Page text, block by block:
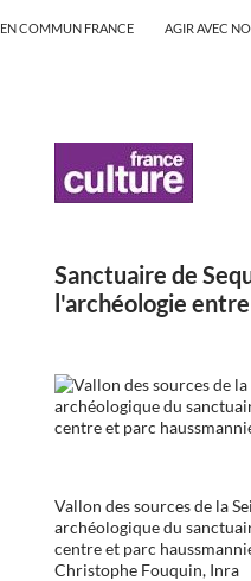
COMMUN FRANCE AGIR AVEC
Sanctuaire de
l'archéologie
Vallon des sources de la
archéologique du
centre et parc
Christophe Fouquin, Inra